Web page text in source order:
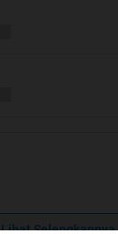
Lihat Selengkapnya